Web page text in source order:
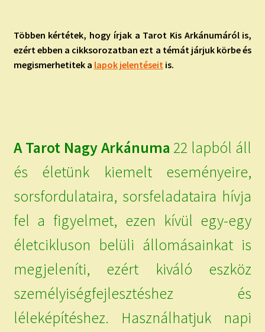
child
menu
ÍRJ NEKEM!
Többen kértétek, hogy írjak a Tarot Kis Arkánumáról is,
ezért ebben a cikksorozatban ezt a témát járjuk körbe és
megismerhetitek a lapok jelentéseit is.
A Tarot Nagy Arkánuma 22 lapból áll
és életünk kiemelt eseményeire,
sorsfordulataira, sorsfeladataira hívja
fel a figyelmet, ezen kívül egy-egy
életcikluson belüli állomásainkat is
megjeleníti, ezért kiváló eszköz
személyiségfejlesztéshez és
léleképítéshez. Használhatjuk napi